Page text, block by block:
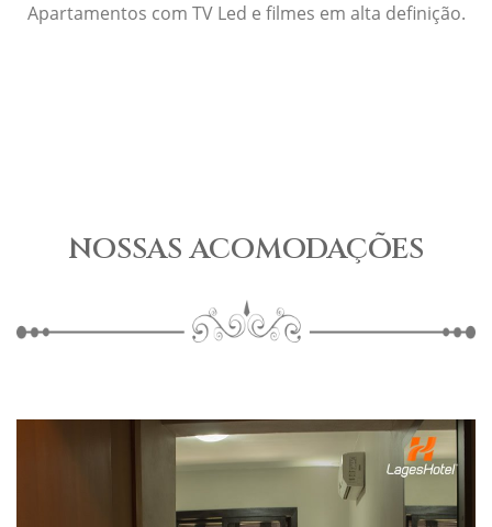
Apartamentos com TV Led e filmes em alta definição.
NOSSAS ACOMODAÇÕES